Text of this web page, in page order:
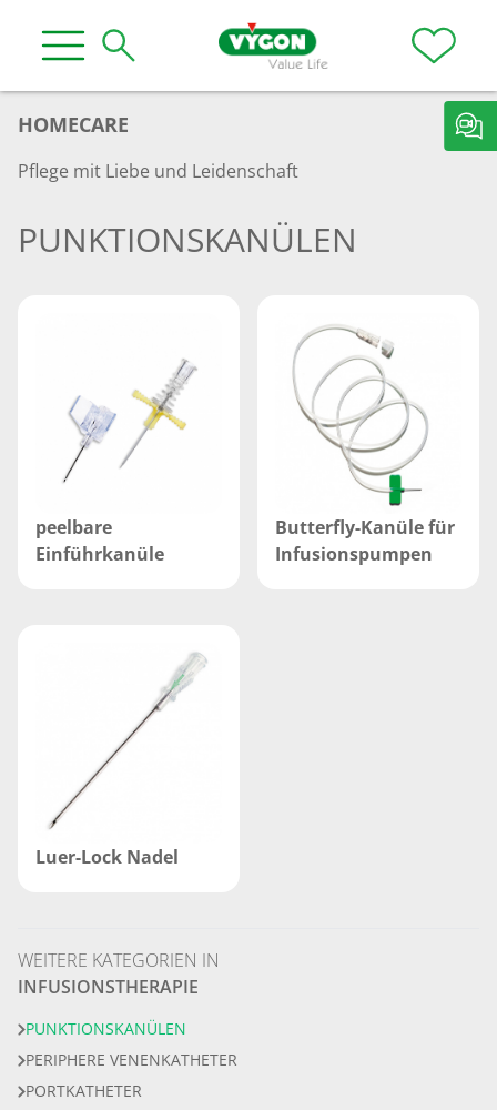
HOMECARE
Pflege mit Liebe und Leidenschaft
PUNKTIONSKANÜLEN
peelbare
Einführkanüle
Butterfly-Kanüle für
Infusionspumpen
Luer-Lock Nadel
WEITERE KATEGORIEN IN
INFUSIONSTHERAPIE
PUNKTIONSKANÜLEN
PERIPHERE VENENKATHETER
PORTKATHETER